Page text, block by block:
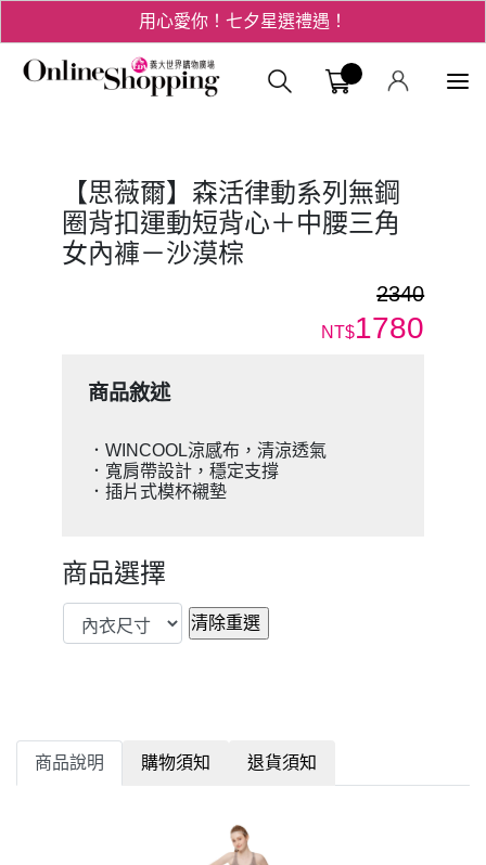
用心愛你！七夕星選禮遇！
3折起！德國工藝精品 AIGNER 流量款
爸氣十足 - 父親節精選專區
義大購物
【思薇爾】森活律動系列無鋼
圈背扣運動短背心＋中腰三角
女內褲－沙漠棕
2340
NT$1780
商品敘述
．WINCOOL涼感布，清涼透氣
．寬肩帶設計，穩定支撐
．插片式模杯襯墊
商品選擇
商品說明 購物須知 退貨須知